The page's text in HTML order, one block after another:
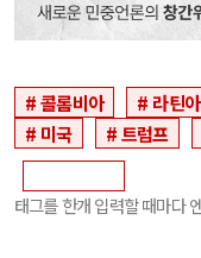
콜롬비아 라틴
미국
트럼프
태그를 한개 입력할 때마다